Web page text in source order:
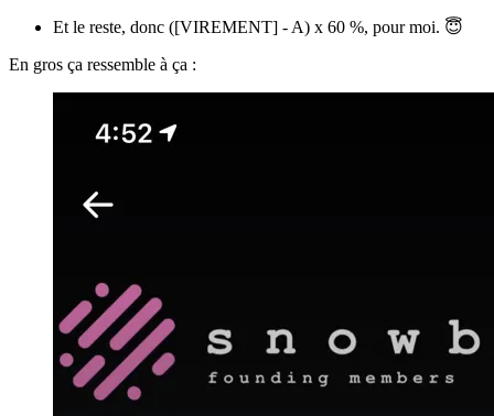
Et le reste, donc ([VIREMENT] - A) x 60 %, pour moi. 😇
En gros ça ressemble à ça :